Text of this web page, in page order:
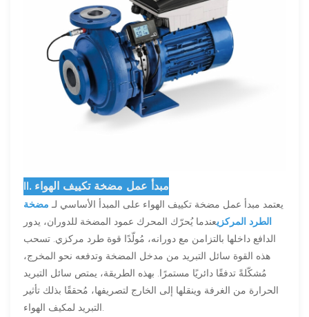
II. مبدأ عمل مضخة تكييف الهواء
يعتمد مبدأ عمل مضخة تكييف الهواء على المبدأ الأساسي لـ مضخة
الطرد المركزيعندما يُحرّك المحرك عمود المضخة للدوران، يدور
الدافع داخلها بالتزامن مع دورانه، مُولّدًا قوة طرد مركزي. تسحب
هذه القوة سائل التبريد من مدخل المضخة وتدفعه نحو المخرج،
مُشكّلةً تدفقًا دائريًا مستمرًا. بهذه الطريقة، يمتص سائل التبريد
الحرارة من الغرفة وينقلها إلى الخارج لتصريفها، مُحققًا بذلك تأثير
التبريد لمكيف الهواء.